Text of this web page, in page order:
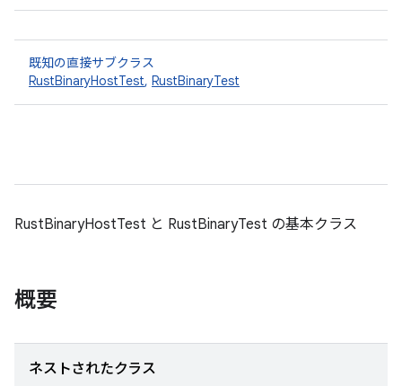
既知の直接サブクラス
RustBinaryHostTest, RustBinaryTest
RustBinaryHostTest と RustBinaryTest の基本クラス
概要
ネストされたクラス